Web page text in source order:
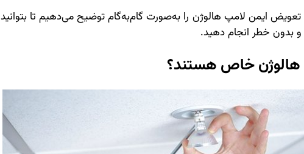
تعویض ایمن لامپ هالوژن را به‌صورت گام‌به‌گام توضیح می‌دهیم تا بتوانید
و بدون خطر انجام دهید.
هالوژن خاص هستند؟